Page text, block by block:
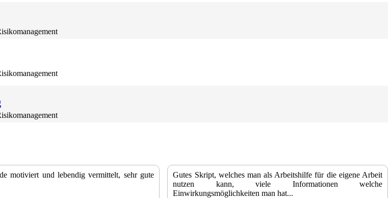
motiviert und lebendig vermittelt, sehr gute
Gutes Skript, welches man als Arbeitshilfe für die eigene Arbeit
nutzen kann, viele Informationen welche
Einwirkungsmöglichkeiten man hat...